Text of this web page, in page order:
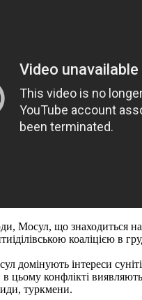
Мосул, що знаходиться на
коаліцією в
домінують інтереси
цьому конфлікті
туркмени.